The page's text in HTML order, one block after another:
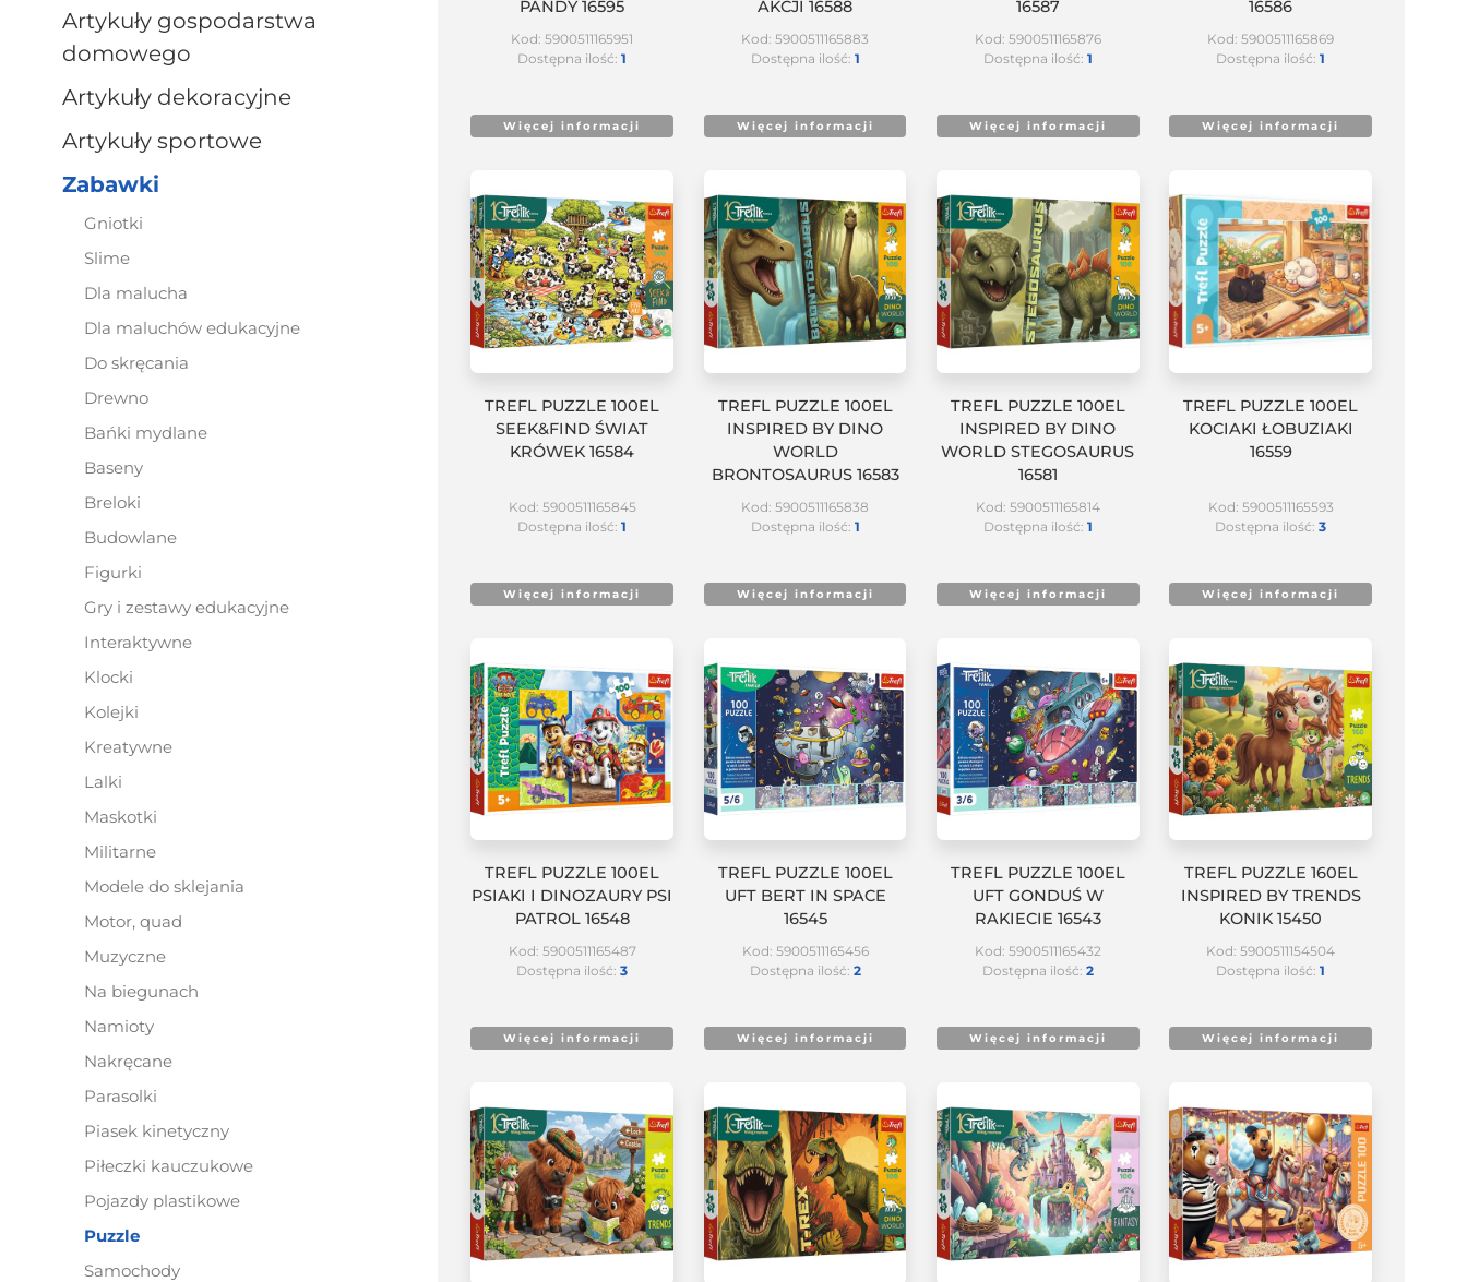
artykuły gospodarstwa
domowego
artykuły dekoracyjne
artykuły sportowe
zabawki
gniotki
slime
dla malucha
dla maluchów edukacyjne
do skręcania
drewno
bańki mydlane
baseny
breloki
budowlane
figurki
gry i zestawy edukacyjne
interaktywne
klocki
kolejki
kreatywne
lalki
maskotki
militarne
modele do sklejania
motor, quad
muzyczne
na biegunach
namioty
nakręcane
parasolki
piasek kinetyczny
piłeczki kauczukowe
pojazdy plastikowe
puzzle
samochody
PANDY 16595
Kod: 5900511165951
Dostępna ilość:1
Więcej informacji
AKCJI 16588
Kod: 5900511165883
Dostępna ilość: 1
Więcej informacji
16587
Kod: 5900511165876
Dostępna ilość: 1
Więcej informacji
16586
Kod: 5900511165869
Dostępna ilość:1
Więcej informacji
TREFL PUZZLE 100EL
SEEK&FIND ŚWIAT
KRÓWEK 16584
Kod: 5900511165845
Dostępna ilość:1
Więcej informacji
TREFL PUZZLE 100EL
INSPIRED BY DINO
WORLD
BRONTOSAURUS 16583
Kod: 5900511165838
Dostępna ilość: 1
Więcej informacji
TREFL PUZZLE 100EL
INSPIRED BY DINO
WORLD STEGOSAURUS
16581
Kod: 5900511165814
Dostępna ilość: 1
Więcej informacji
TREFL PUZZLE 100EL
KOCIAKI ŁOBUZIAKI
16559
Kod: 5900511165593
Dostępna ilość:3
Więcej informacji
TREFL PUZZLE 100EL
PSIAKI I DINOZAURY PSI
PATROL 16548
Kod: 5900511165487
Dostępna ilość:3
Więcej informacji
TREFL PUZZLE 100EL
UFT BERT IN SPACE
16545
Kod: 5900511165456
Dostępna ilość: 2
Więcej informacji
TREFL PUZZLE 100EL
UFT GONDUŚ W
RAKIECIE 16543
Kod: 5900511165432
Dostępna ilość: 2
Więcej informacji
TREFL PUZZLE 160EL
INSPIRED BY TRENDS
KONIK 15450
Kod: 5900511154504
Dostępna ilość:1
Więcej informacji